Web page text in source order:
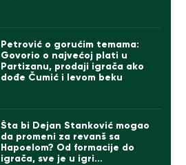
Petrović o gorućim temama:
Govorio o najvećoj plati u
Partizanu, prodaji igrača ako
dođe Čumić i levom beku
Šta bi Dejan Stanković mogao
da promeni za revanš sa
Hapoelom? Od formacije do
igrača, sve je u igri…